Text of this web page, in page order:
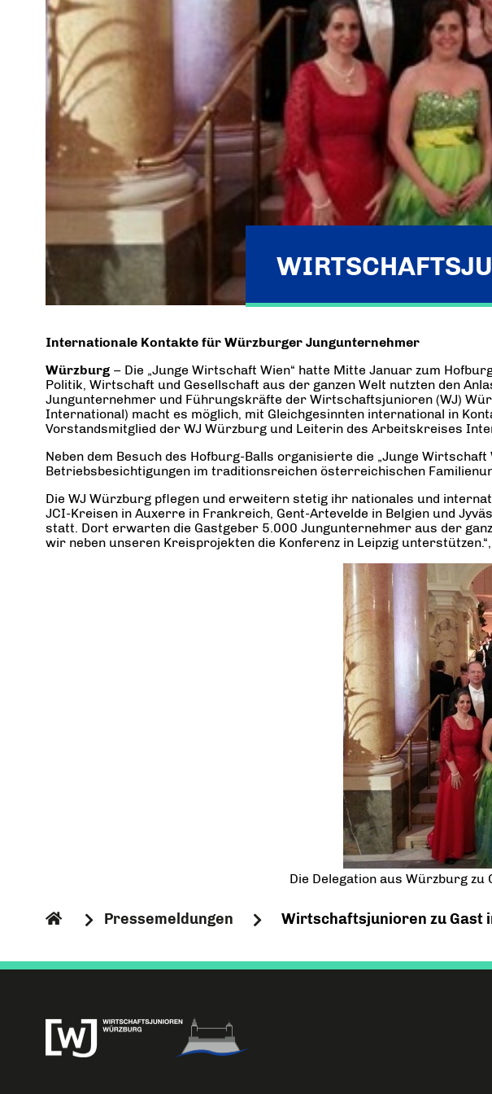
Internationale Kontakte für Würzburger Jungunternehmer
Würzburg – Die „Junge Wirtschaft Wien“ hatte Mitte Januar zum
Politik, Wirtschaft und Gesellschaft aus der ganzen Welt nutzten den
Jungunternehmer und Führungskräfte der Wirtschaftsjunioren (WJ)
International) macht es möglich, mit Gleichgesinnten international in
Vorstandsmitglied der WJ Würzburg und Leiterin des Arbeitskreises
Neben dem Besuch des Hofburg-Balls organisierte die „Junge
Betriebsbesichtigungen im traditionsreichen österreichischen
Die WJ Würzburg pflegen und erweitern stetig ihr nationales und
JCI-Kreisen in Auxerre in Frankreich, Gent-Artevelde in Belgien und
statt. Dort erwarten die Gastgeber 5.000 Jungunternehmer aus der
wir neben unseren Kreisprojekten die Konferenz in Leipzig unterstützen.“,
Die Delegation aus Würzburg
Pressemeldungen Wirtschaftsjunioren zu Gast